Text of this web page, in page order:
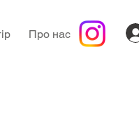
Про нас